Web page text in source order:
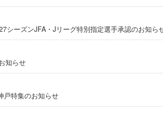
シーズンJFA・Jリーグ特別指定選手承認のお知ら
知らせ
戸特集のお知らせ